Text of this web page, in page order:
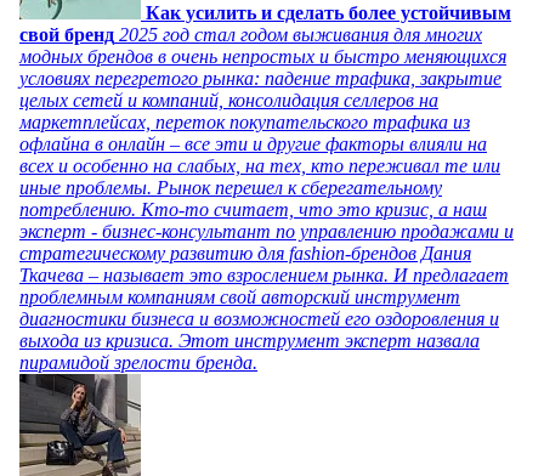
Как усилить и сделать более устойчивым
свой бренд 2025 год стал годом выживания для многих
модных брендов в очень непростых и быстро меняющихся
условиях перегретого рынка: падение трафика, закрытие
целых сетей и компаний, консолидация селлеров на
маркетплейсах, переток покупательского трафика из
офлайна в онлайн – все эти и другие факторы влияли на
всех и особенно на слабых, на тех, кто переживал те или
иные проблемы. Рынок перешел к сберегательному
потреблению. Кто-то считает, что это кризис, а наш
эксперт - бизнес-консультант по управлению продажами и
стратегическому развитию для fashion-брендов Дания
Ткачева – называет это взрослением рынка. И предлагает
проблемным компаниям свой авторский инструмент
диагностики бизнеса и возможностей его оздоровления и
выхода из кризиса. Этот инструмент эксперт назвала
пирамидой зрелости бренда.